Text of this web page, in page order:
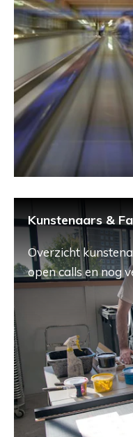
Kunstenaars &
Overzicht
open calls en nog